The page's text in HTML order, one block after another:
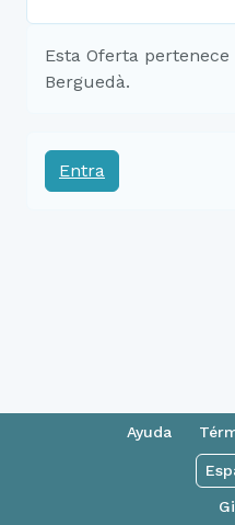
Esta Oferta
Berguedà.
Entra
Ayuda